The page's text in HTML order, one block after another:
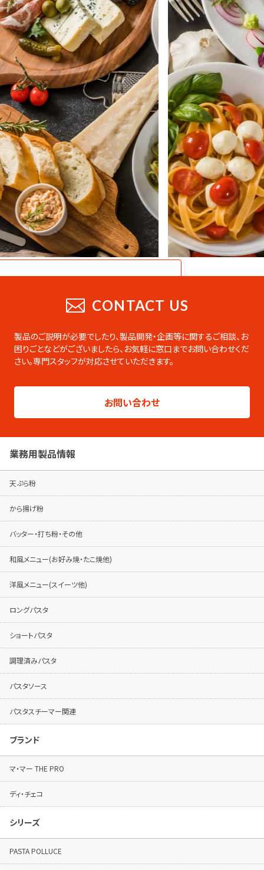
業務用総合カタログ
です。PDFのダウンロードやページの印刷な
ども可能です。
製品シリーズ毎のパンフレットは専用ページ
パンフレットはこちらから
CONTACT US
製品のご説明が必要でしたり、製品開発・企画等に関するご相談、お
困りごとなどがございましたら、 お気軽に窓口までお問い合わせくだ
さい。専門スタッフが対応させていただきます。
お問い合わせ
業務用製品情報
天ぷら粉
から揚げ粉
バッター・打ち粉・その他
和風メニュー(お好み焼・たこ焼他)
洋風メニュー(スイーツ他)
ロングパスタ
ショートパスタ
調理済みパスタ
パスタソース
パスタスチーマー関連
ブランド
マ・マー THE PRO
ディ・チェコ
シリーズ
PASTA POLLUCE